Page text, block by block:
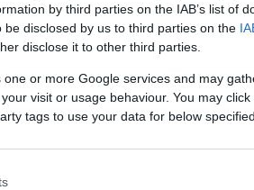
by third parties on the IAB’s list of
disclosed by us to third parties on the
disclose it to other third parties.
or more Google services and may
visit or usage behaviour. You may
tags to use your data for below
ig